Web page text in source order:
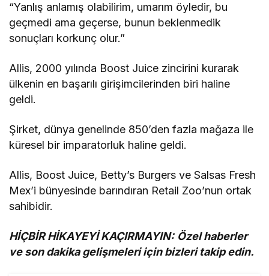
“Yanlış anlamış olabilirim, umarım öyledir, bu
geçmedi ama geçerse, bunun beklenmedik
sonuçları korkunç olur.”
Allis, 2000 yılında Boost Juice zincirini kurarak
ülkenin en başarılı girişimcilerinden biri haline
geldi.
Şirket, dünya genelinde 850’den fazla mağaza ile
küresel bir imparatorluk haline geldi.
Allis, Boost Juice, Betty’s Burgers ve Salsas Fresh
Mex’i bünyesinde barındıran Retail Zoo’nun ortak
sahibidir.
HİÇBİR HİKAYEYİ KAÇIRMAYIN: Özel haberler
ve son dakika gelişmeleri için bizleri takip edin.